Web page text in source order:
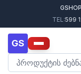
TEL:599
GS